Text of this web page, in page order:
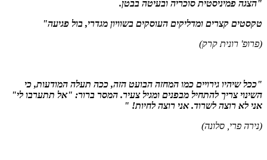
"הצגה פמיניסטית סוכריה ובעיטה בבטן.
טקסטים קצרים ומדליקים העוסקים בשוויון מגדרי, בול פגיעה"
(פרופ' רונית קרק)
"ככל שיהיו גירויים כמו המחזה הבועט הזה, ככה תעלה המודעות, כי
השינוי צריך להתחיל מבפנים ומגיל צעיר. המסר ברור: "אל תתערבו לי"
אני לא רוצה לשרוד. אני רוצה לחיות! "
(נירה פרי, סלונה)